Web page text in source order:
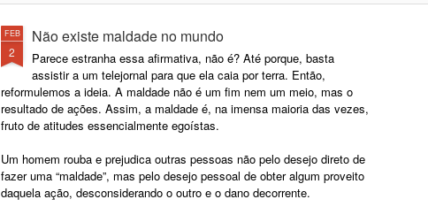
indo só para sentir o prazer de
voltar.
Mas melhor mesmo é não ir.
Lembra quando você não ia à aula
e ficava em casa doente, fingindo
que estava doente ou só
exagerando uma leve
aquele momento mágico em que
você olhava no relógio e pensava:
“essa hora o pessoal está tendo
Nesse cenário, temos uma
desigualdade salarial de nove mil
reais na média. Se o problema for
apenas a desigualdade, o foco
está na diferença entre os grupos,
e não na baixa renda dos 80% da
FEB
2
Não existe maldade no mundo
Parece estranha essa afirmativa, não é? Até porque, basta
assistir a um telejornal para que ela caia por terra. Então,
reformulemos a ideia. A maldade não é um fim nem um meio, mas o
resultado de ações. Assim, a maldade é, na imensa maioria das vezes,
fruto de atitudes essencialmente egoístas.
Um homem rouba e prejudica outras pessoas não pelo desejo direto de
fazer uma “maldade”, mas pelo desejo pessoal de obter algum proveito
daquela ação, desconsiderando o outro e o dano decorrente.